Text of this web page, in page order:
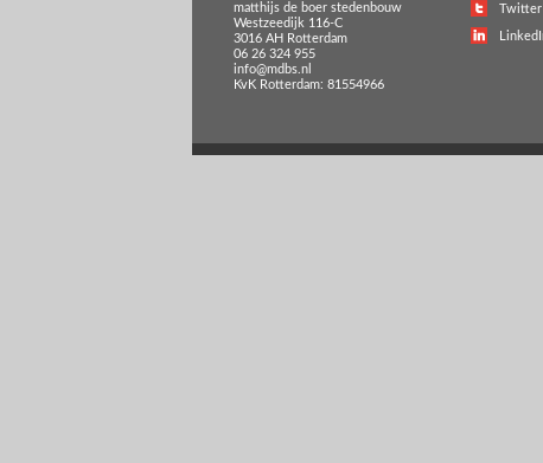
matthijs de boer stedenbouw
Westzeedijk 116-C
3016 AH Rotterdam
06 26 324 955
info@mdbs.nl
KvK Rotterdam: 81554966
Twitter